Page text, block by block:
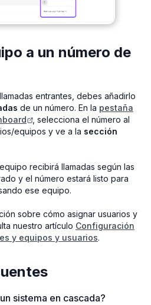
a un número de
entrantes, debes añadirlo
de un número. En la pestaña
, selecciona el número al
equipos y ve a la sección
recibirá llamadas según las
y el número estará listo para
ese equipo.
sobre cómo asignar usuarios y
nuestro artículo Configuración
y equipos y usuarios.
sistema en cascada?